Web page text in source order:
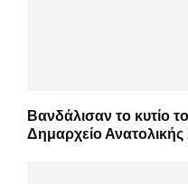
Βανδάλισαν το κυτίο
Δημαρχείο